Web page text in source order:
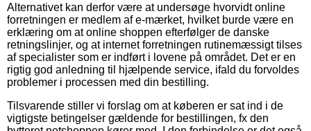
Alternativet kan derfor være at undersøge hvorvidt online
forretningen er medlem af e-mærket, hvilket burde være en
erklæring om at online shoppen efterfølger de danske
retningslinjer, og at internet forretningen rutinemæssigt tilses
af specialister som er indført i lovene på området. Det er en
rigtig god anledning til hjælpende service, ifald du forvoldes
problemer i processen med din bestilling.
Tilsvarende stiller vi forslag om at køberen er sat ind i de
vigtigste betingelser gældende for bestillingen, fx den